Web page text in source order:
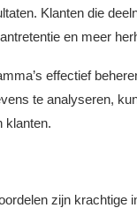
Klanten die
en meer
effectief
te analyseren,
klanten.
zijn